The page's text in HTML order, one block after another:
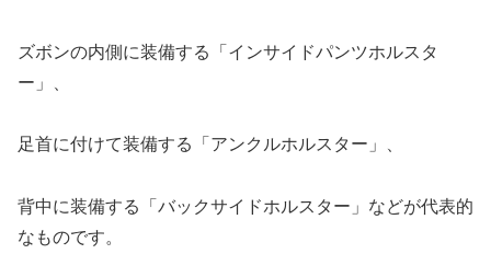
ズボンの内側に装備する「インサイドパンツホルスタ
ー」、
足首に付けて装備する「アンクルホルスター」、
背中に装備する「バックサイドホルスター」などが代表的
なものです。